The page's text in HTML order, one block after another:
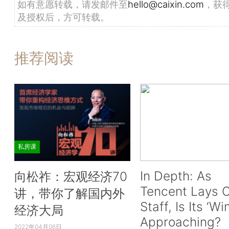
如有意愿转载，请发邮件至hello@caixin.com ，获
及授权后，方可转载。
推荐阅读
私房课
向松祚：宏观经济70
讲，带你了解国内外
经济大局
2022年04月06日
In Depth: As
Tencent Lays
Staff, Is Its
Approaching?